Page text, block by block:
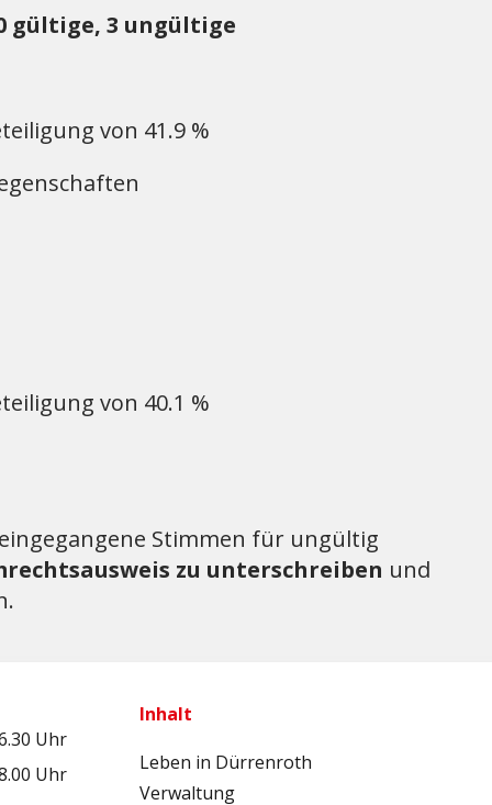
gültige, 3 ungültige
von 41.9 %
von 40.1 %
Stimmen für ungültig
zu unterschreiben und
Uhr
Uhr
Inhalt
Leben in Dürrenroth
Verwaltung